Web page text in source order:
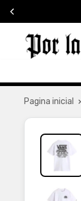
Pular
para
conteúdo
Por
La
Pagina inicial